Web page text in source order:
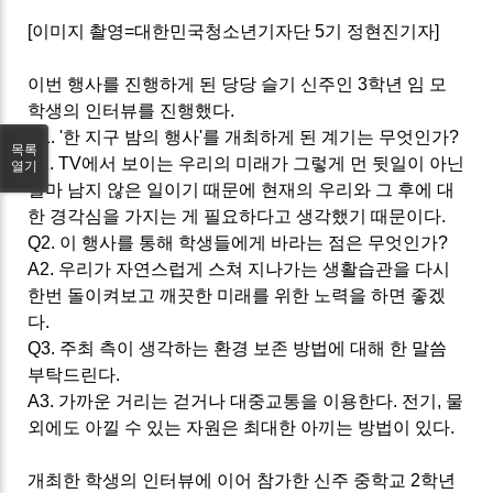
[이미지 촬영=대한민국청소년기자단 5기 정현진기자]
이번 행사를 진행하게 된 당당 슬기
신주인 3학년 임 모
학생의 인터뷰를 진행했다.
Q1. '한 지구 밤의 행사'를 개최하게 된 계기는 무엇인가?
A1. TV에서 보이는 우리의 미래가 그렇게 먼 뒷일이 아닌
얼마 남지 않은 일이기 때문에 현재의 우리와 그 후에 대
한 경각심을 가지는 게 필요하다고 생각했기 때문이다.
Q2. 이 행사를 통해 학생들에게 바라는 점은 무엇인가?
A2. 우리가 자연스럽게 스쳐 지나가는 생활습관을 다시
한번 돌이켜보고 깨끗한 미래를 위한 노력을 하면 좋겠
다.
Q3. 주최 측이 생각하는 환경 보존 방법에 대해 한 말씀
부탁드린다.
A3. 가까운 거리는 걷거나 대중교통을 이용한다. 전기, 물
외에도 아낄 수 있는 자원은 최대한 아끼는 방법이 있다.
개최한 학생의 인터뷰에 이어 참가한 신주 중학교 2학년
목록
열기